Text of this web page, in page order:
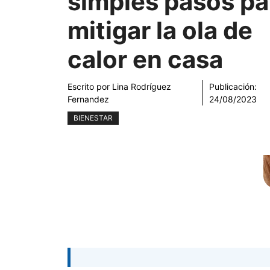
mitigar la ola de
calor en casa
Escrito por Lina Rodríguez
Fernandez
Publicación:
24/08/2023
BIENESTAR